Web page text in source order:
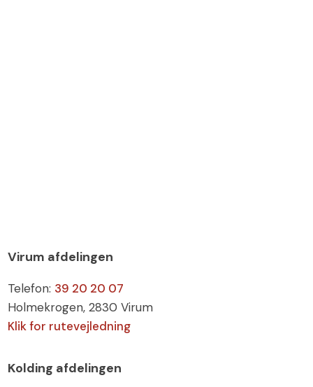
Virum afdelingen
Telefon: 39 20 20 07
Holmekrogen, 2830 Virum
Klik for rutevejledning
Kolding afdelingen